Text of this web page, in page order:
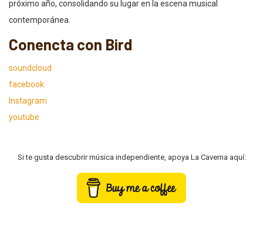
próximo año, consolidando su lugar en la escena musical
contemporánea.
Conencta con Bird
soundcloud
facebook
Instagram
youtube
Si te gusta descubrir música independiente, apoya La Caverna aquí: